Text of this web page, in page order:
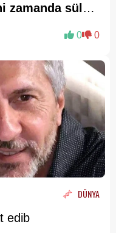
zamanda sülhü
0 0
DÜNYA
edib